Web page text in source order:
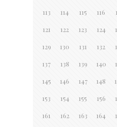
113 114 115 116
121 122 123 124
129 130 131 132
137 138 139 140
145 146 147 148
153 154 155 156
161 162 163 164